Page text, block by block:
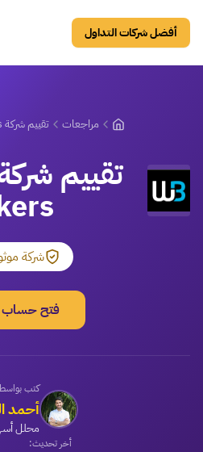
أفضل شركات التداول
مراجعات تقييم شركة windsor brokers
شركة
فتح حساب
كتب
أحمد
محلل
أخر تحديث: